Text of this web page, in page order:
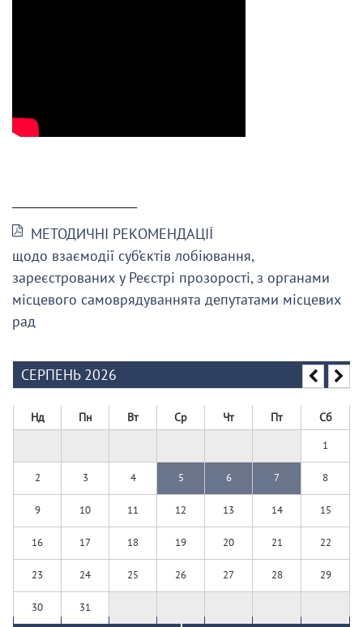
МЕТОДИЧНІ РЕКОМЕНДАЦІЇ
щодо взаємодії суб’єктів лобіювання,
зареєстрованих у Реєстрі прозорості, з органами
місцевого самоврядуваннята депутатами місцевих
рад
СЕРПЕНЬ 2026
Нд Пн Вт Ср Чт Пт Сб
1
2 3 4 5 6 7 8
9 10 11 12 13 14 15
16 17 18 19 20 21 22
23 24 25 26 27 28 29
30 31